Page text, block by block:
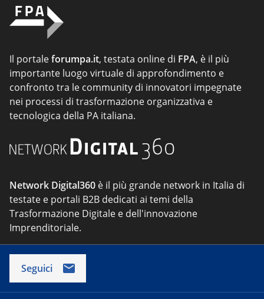
Il portaleforumpa.it, testata online di FPA, è il più
importante luogo virtuale di approfondimento e
confronto tra le community di innovatori impegnate
nei processi di trasformazione organizzativa e
tecnologica della PA italiana.
Network Digital360 è il più grande network in Italia di
testate e portali B2B dedicati ai temi della
Trasformazione Digitale e dell'innovazione
Imprenditoriale.
Seguici